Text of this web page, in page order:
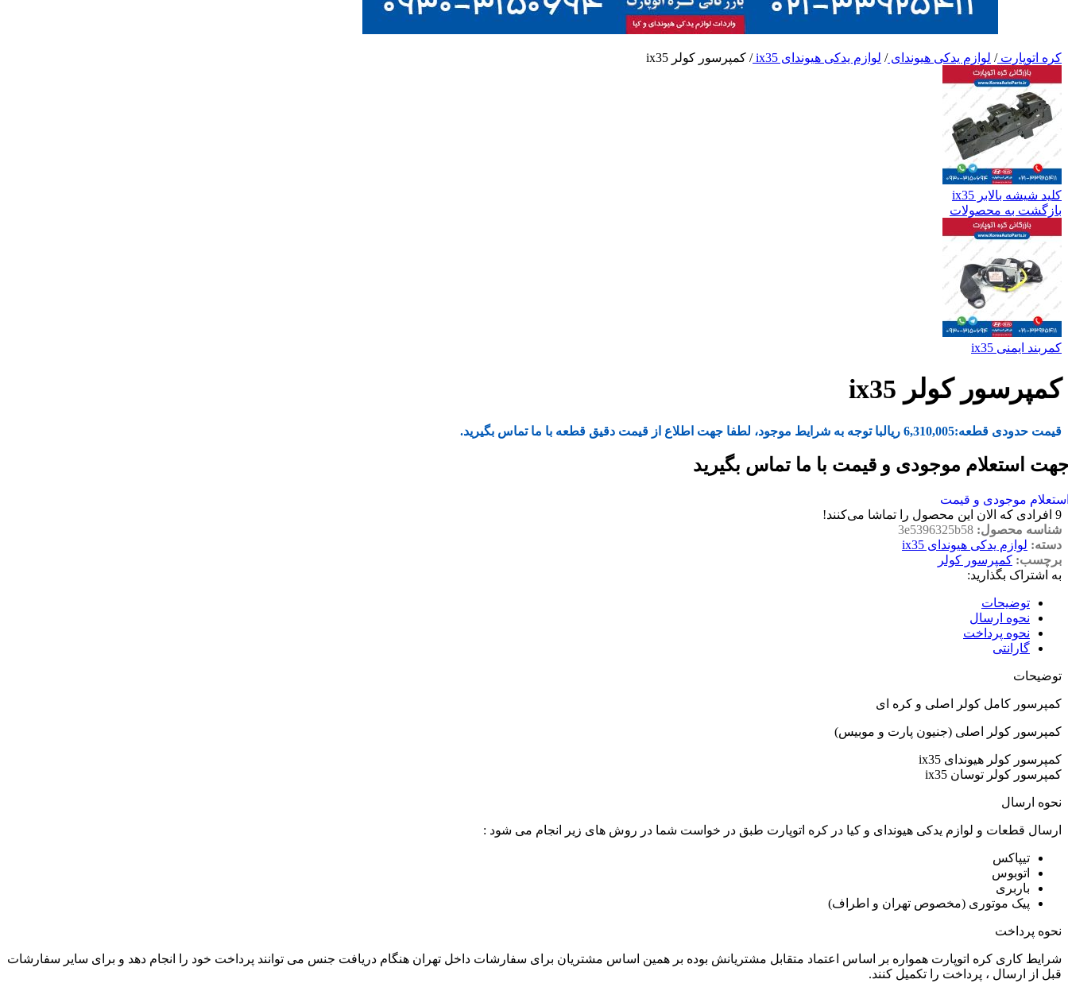
کره اتوپارت/ لوازم یدکی هیوندای/ لوازم یدکی هیوندای ix35 / کمپرسور کولر ix35
کلید شیشه بالابر ix35
بازگشت به محصولات
کمربند ایمنی ix35
کمپرسور کولر ix35
قیمت حدودی قطعه:6,310,005 ریالبا توجه به شرایط موجود، لطفا جهت اطلاع از قیمت دقیق قطعه با ما تماس بگیرید.
استعلام موجودی و قیمت با ما تماس بگیرید
موجودی و قیمت
9 افرادی که الان این محصول را تماشا می‌کنند!
شناسه محصول: 3e5396325b58
دسته: لوازم یدکی هیوندای ix35
برچسب: کمپرسور کولر
به اشتراک بگذارید:
توضیحات
نحوه ارسال
نحوه پرداخت
گارانتی
توضیحات
کمپرسور کامل کولر اصلی و کره ای
کمپرسور کولر اصلی (جنیون پارت و موبیس)
کمپرسور کولر هیوندای ix35
کمپرسور کولر توسان ix35
نحوه ارسال
ارسال قطعات و لوازم یدکی هیوندای و کیا در کره اتوپارت طبق در خواست شما در روش های زیر انجام می شود :
تیپاکس
اتوبوس
باربری
پیک موتوری (مخصوص تهران و اطراف)
نحوه پرداخت
شرایط کاری کره اتوپارت همواره بر اساس اعتماد متقابل مشتریانش بوده بر همین اساس مشتریان برای سفارشات داخل تهران هنگام دریافت جنس می توانند پرداخت خود را انجام دهد و برای سایر سفارشات
قبل از ارسال ، پرداخت را تکمیل کنند.